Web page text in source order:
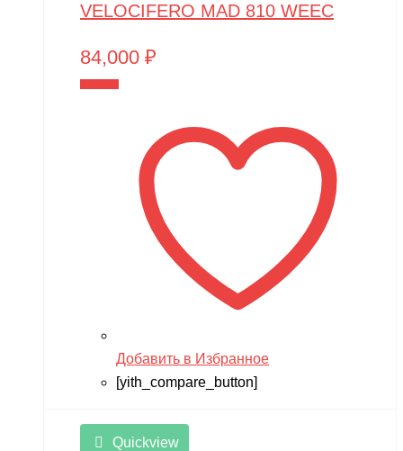
VELOCIFERO MAD 810 WEEC
84,000 ₽
Добавить в Избранное
[yith_compare_button]
Quickview